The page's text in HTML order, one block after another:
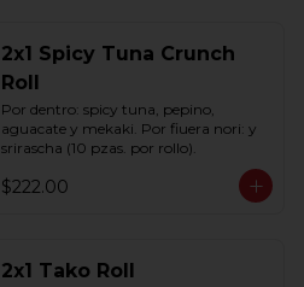
2x1 Spicy Tuna Crunch
Roll
Por dentro: spicy tuna, pepino,
aguacate y mekaki. Por fiuera nori: y
srirascha (10 pzas. por rollo).
$222.00
2x1 Tako Roll